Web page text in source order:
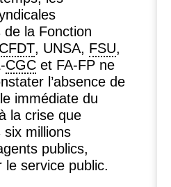
la Fonction
CFDT, UNSA, FSU,
-CGCet FA-FPne
l’absence de
immédiate du
la crise que
six millions
publics,
le service public.